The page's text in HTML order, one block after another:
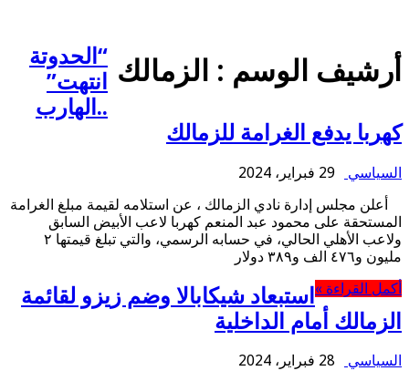
أرشيف الوسم : الزمالك “الحدوتة
انتهت”
..الهارب
كهربا يدفع الغرامة للزمالك
السياسي
29 فبراير، 2024
أعلن مجلس إدارة نادي الزمالك ، عن استلامه لقيمة مبلغ الغرامة
المستحقة على محمود عبد المنعم كهربا لاعب الأبيض السابق
ولاعب الأهلي الحالي، في حسابه الرسمي، والتي تبلغ قيمتها ٢
مليون و٤٧٦ الف و٣٨٩ دولار
أكمل القراءة » استبعاد شيكابالا وضم زيزو لقائمة
الزمالك أمام الداخلية
السياسي
28 فبراير، 2024